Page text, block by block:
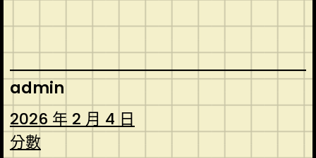
admin
2026 年 2 月 4 日
分數